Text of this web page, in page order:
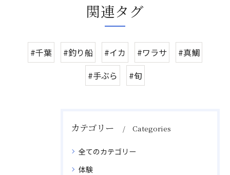
関連タグ
#千葉 #釣り船 #イカ #ワラサ
#真鯛
#手ぶら
#旬
カテゴリー Categories
全てのカテゴリー
体験